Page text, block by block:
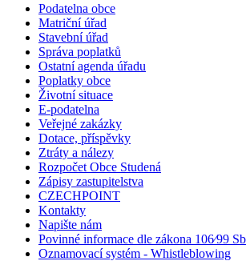
Podatelna obce
Matriční úřad
Stavební úřad
Správa poplatků
Ostatní agenda úřadu
Poplatky obce
Životní situace
E-podatelna
Veřejné zakázky
Dotace, příspěvky
Ztráty a nálezy
Rozpočet Obce Studená
Zápisy zastupitelstva
CZECHPOINT
Kontakty
Napište nám
Povinné informace dle zákona 106⁄99
Oznamovací systém - Whistleblowing